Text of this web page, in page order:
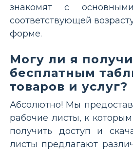
знакомят с
соответствующей
форме.
Могу ли я
бесплатным
товаров и услуг?
Абсолютно! Мы
рабочие листы, к
получить доступ и
листы предлагают